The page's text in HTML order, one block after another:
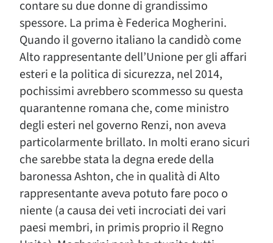
contare su due donne di grandissimo
spessore. La prima è Federica Mogherini.
Quando il governo italiano la candidò come
Alto rappresentante dell’Unione per gli affari
esteri e la politica di sicurezza, nel 2014,
pochissimi avrebbero scommesso su questa
quarantenne romana che, come ministro
degli esteri nel governo Renzi, non aveva
particolarmente brillato. In molti erano sicuri
che sarebbe stata la degna erede della
baronessa Ashton, che in qualità di Alto
rappresentante aveva potuto fare poco o
niente (a causa dei veti incrociati dei vari
paesi membri, in primis proprio il Regno